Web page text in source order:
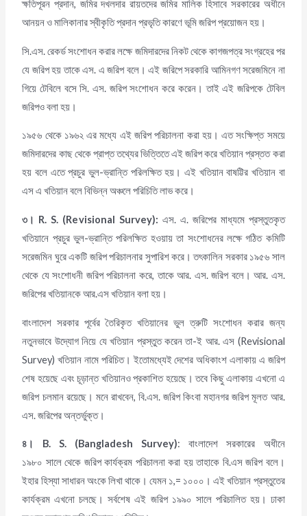
ক্ষতিপূরন প্রদান, জমির দখলদার রায়তদের জমির মালিক হিসাবে সরকারের অধীনে
আনয়ন ও মালিকানার স্বীকৃতি প্রদান প্রভৃতি কারণে ভূমি জরিপ প্রয়োজন হয়।
সি.এস. রেকর্ড সংশোধন করার লক্ষে জমিদারদের নিকট থেকে কাগজপত্র সংগ্রহের পর
যে জরিপ হয় তাকে এস. এ জরিপ বলে। এই জরিপে সরকারি আমিনগণ সরেজমিনে না
গিয়ে টেবিলে বসে সি. এস. জরিপ সংশোধন করে করেন। তাই এই জরিপকে টেবিল
জরিপও বলা হয়।
১৯৫৬ থেকে ১৯৬২ এর মধ্যে এই জরিপ পরিচালনা করা হয়। এত সংক্ষিপ্ত সময়ে
জমিদারদের কাছ থেকে প্রাপ্ত তথ্যের ভিত্তিতে এই জরিপ করে খতিয়ান প্রস্তত করা
হয় বলে এতে প্রচুর ভুল-ভ্রান্তি পরিলক্ষিত হয়। এই খতিয়ান বাষট্টির খতিয়ান বা
এস এ খতিয়ান বলে বিভিন্ন অঞ্চলে পরিচিতি লাভ করে।
৩। R. S. (Revisional Survey): এস. এ. জরিপের মাধ্যমে প্রস্তুতকৃত
খতিয়ানে প্রচুর ভুল-ভ্রান্তি পরিলক্ষিত হওয়ায় তা সংশোধনের লক্ষে গঠিত কমিটি
সরেজমিন ঘুরে একটি জরিপ পরিচালনার সুপারিশ করে। তৎকালিন সরকার ১৯৫৬ সাল
থেকে যে সংশোধনী জরিপ পরিচালনা করে, তাকে আর. এস. জরিপ বলে। আর. এস.
জরিপের খতিয়ানকে আর.এস খতিয়ান বলা হয়।
বাংলাদেশ সরকার পূর্বের তৈরিকৃত খতিয়ানের ভুল ত্রুটি সংশোধন করার জন্য
নতুনভাবে উদ্যোগ নিয়ে যে খতিয়ান প্রস্তুত করেন তা-ই আর. এস (Revisional
Survey) খতিয়ান নামে পরিচিত। ইতোমধ্যেই দেশের অধিকাংশ এলাকায় এ জরিপ
শেষ হয়েছে এবং চূড়ান্ত খতিয়ানও প্রকাশিত হয়েছে। তবে কিছু এলাকায় এখনো এ
জরিপ চলমান রয়েছে। মনে রাখবেন, বি.এস. জরিপ কিংবা মহানগর জরিপ মূলত আর.
এস. জরিপের অন্তর্ভুক্ত।
৪। B. S. (Bangladesh Survey): বাংলাদেশ সরকারের অধীনে
১৯৮০ সালে থেকে জরিপ কার্যক্রম পরিচালনা করা হয় তাহাকে বি.এস জরিপ বলে।
ইহার হিস্যা সাধারন অংকে লিখা থাকে। যেমন ১,= ১০০০। এই খতিয়ান প্রস্তুতের
কার্যক্রম এখনো চলছে। সর্বশেষ এই জরিপ ১৯৯০ সালে পরিচালিত হয়। ঢাকা